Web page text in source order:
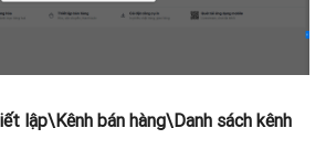
lập\Kênh bán hàng\Danh sách kênh